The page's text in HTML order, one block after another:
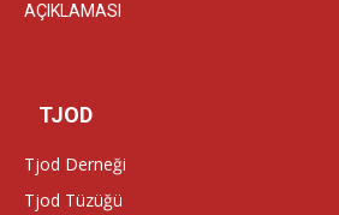
AÇIKLAMASI
TJOD
Tjod Derneği
Tjod Tüzüğü